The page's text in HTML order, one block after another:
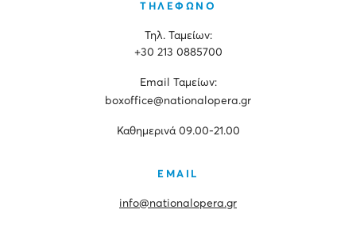
ΤΗΛΕΦΩΝΟ
Τηλ. Ταμείων:
+30 213 0885700
Εmail Ταμείων:
boxoffice@nationalopera.gr
Καθημερινά 09.00-21.00
EMAIL
info@nationalopera.gr